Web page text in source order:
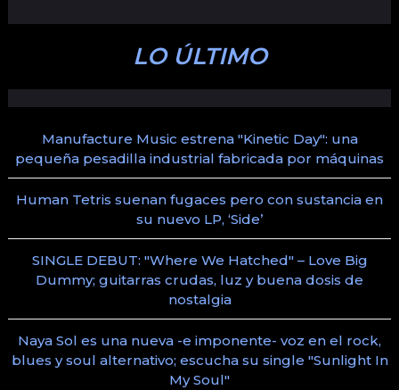
LO ÚLTIMO
Manufacture Music estrena "Kinetic Day": una
pequeña pesadilla industrial fabricada por máquinas
Human Tetris suenan fugaces pero con sustancia en
su nuevo LP, ‘Side’
SINGLE DEBUT: "Where We Hatched" – Love Big
Dummy; guitarras crudas, luz y buena dosis de
nostalgia
Naya Sol es una nueva -e imponente- voz en el rock,
blues y soul alternativo; escucha su single "Sunlight In
My Soul"